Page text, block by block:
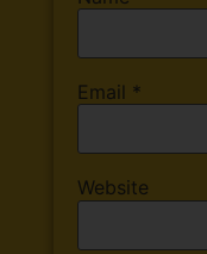
Email *
Website